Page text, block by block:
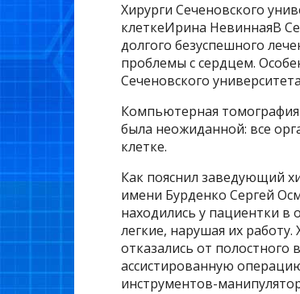
Хирурги Сеченовского
клеткеИрина НевиннаяВ
долгого безуспешного
проблемы с сердцем.
Сеченовского
Компьютерная томография
была неожиданной: все
клетке.
Как пояснил заведующий
имени Бурденко Сергей
находились у пациентки в
легкие, нарушая их
отказались от
ассистированную
инструментов-